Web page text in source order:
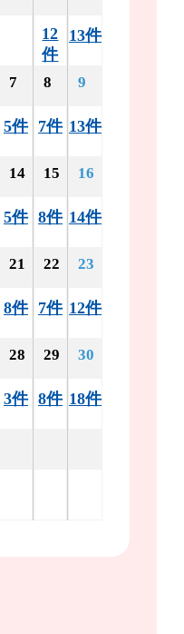
12
件
13件
7
5件
8
7件
9
13件
14
5件
15
8件
16
14件
21
8件
22
7件
23
12件
28
3件
29
8件
30
18件